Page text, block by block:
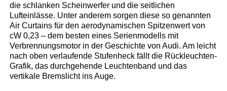
die schlanken Scheinwerfer und die seitlichen
Lufteinlässe. Unter anderem sorgen diese so genannten
Air Curtains für den aerodynamischen Spitzenwert von
cW 0,23 – dem besten eines Serienmodells mit
Verbrennungsmotor in der Geschichte von Audi. Am leicht
nach oben verlaufende Stufenheck fällt die Rückleuchten-
Grafik, das durchgehende Leuchtenband und das
vertikale Bremslicht ins Auge.